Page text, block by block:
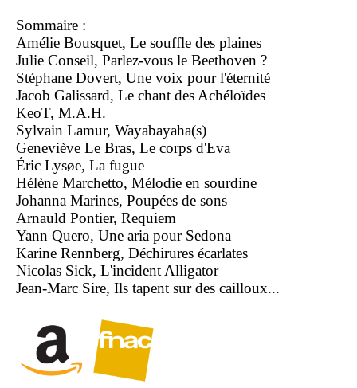
Sommaire :
Amélie Bousquet, Le souffle des plaines
Julie Conseil, Parlez-vous le Beethoven ?
Stéphane Dovert, Une voix pour l'éternité
Jacob Galissard, Le chant des Achéloïdes
KeoT, M.A.H.
Sylvain Lamur, Wayabayaha(s)
Geneviève Le Bras, Le corps d'Eva
Éric Lysøe, La fugue
Hélène Marchetto, Mélodie en sourdine
Johanna Marines, Poupées de sons
Arnauld Pontier, Requiem
Yann Quero, Une aria pour Sedona
Karine Rennberg, Déchirures écarlates
Nicolas Sick, L'incident Alligator
Jean-Marc Sire, Ils tapent sur des cailloux...